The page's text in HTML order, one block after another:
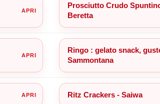
Prosciutto Crudo
Beretta
Ringo : gelato snack,
Sammontana
Ritz Crackers - Saiwa